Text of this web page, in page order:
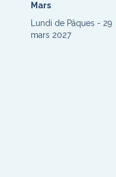
Mars
Lundi de Pâques - 29
mars 2027